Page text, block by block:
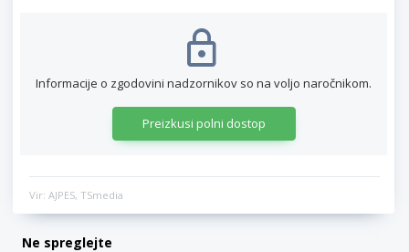
Informacije o zgodovini nadzornikov so na voljo naročnikom.
Preizkusi polni dostop
Vir: AJPES, TSmedia
Ne spreglejte